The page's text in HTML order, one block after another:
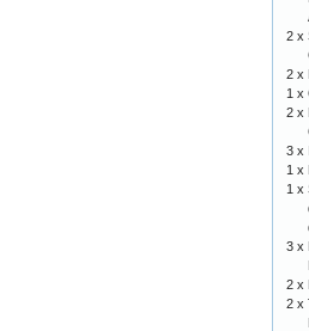
2 x
2 x
1 x
2 x
3 x
1 x
1 x
3 x
2 x
2 x